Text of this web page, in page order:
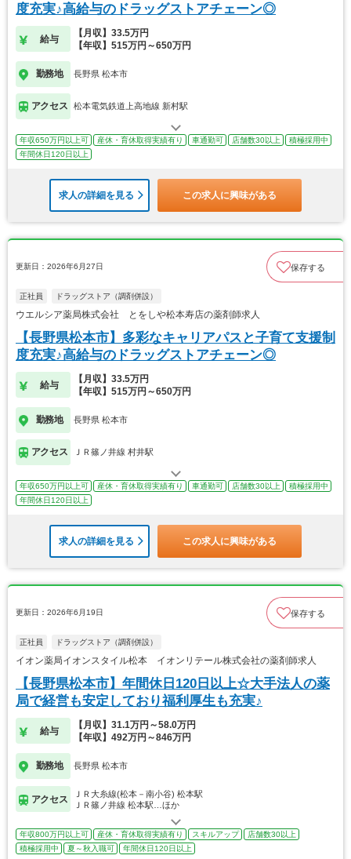
度充実♪高給与のドラッグストアチェーン◎
給与
【月収】33.5万円
【年収】515万円～650万円
勤務地 長野県 松本市
アクセス 松本電気鉄道上高地線 新村駅
年収650万円以上可 産休・育休取得実績有り 車通勤可 店舗数30以上
積極採用中
年間休日120日以上
求人の詳細を見る この求人に興味がある
更新日：2026年6月27日 保存する
正社員 ドラッグストア（調剤併設）
ウエルシア薬局株式会社 とをしや松本寿店の薬剤師求人
【長野県松本市】多彩なキャリアパスと子育て支援制
度充実♪高給与のドラッグストアチェーン◎
給与
【月収】33.5万円
【年収】515万円～650万円
勤務地 長野県 松本市
アクセス ＪＲ篠ノ井線 村井駅
年収650万円以上可 産休・育休取得実績有り 車通勤可 店舗数30以上
積極採用中
年間休日120日以上
求人の詳細を見る この求人に興味がある
更新日：2026年6月19日 保存する
正社員 ドラッグストア（調剤併設）
イオン薬局イオンスタイル松本 イオンリテール株式会社の薬剤師求人
【長野県松本市】年間休日120日以上☆大手法人の薬
局で経営も安定しており福利厚生も充実♪
給与
【月収】31.1万円～58.0万円
【年収】492万円～846万円
勤務地 長野県 松本市
アクセス
ＪＲ大糸線(松本－南小谷) 松本駅
ＪＲ篠ノ井線 松本駅…ほか
年収800万円以上可 産休・育休取得実績有り スキルアップ
店舗数30以上
積極採用中
夏～秋入職可 年間休日120日以上